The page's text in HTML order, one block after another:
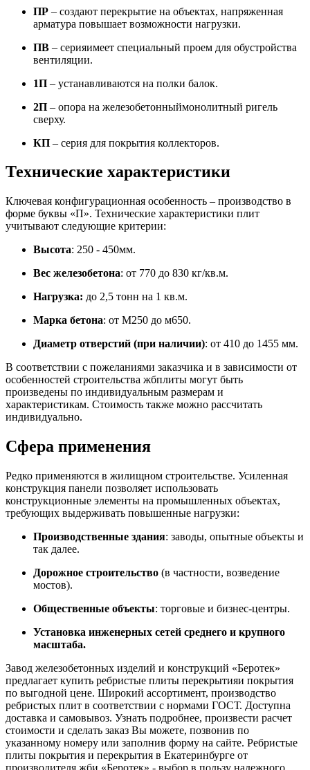
ПР – создают перекрытие на объектах, напряженная
арматура повышает возможности нагрузки.
ПВ – серияимеет специальный проем для обустройства
вентиляции.
1П – устанавливаются на полки балок.
2П – опора на железобетонныймонолитный ригель
сверху.
КП – серия для покрытия коллекторов.
Технические характеристики
Ключевая конфигурационная особенность – производство в
форме буквы «П». Технические характеристики плит
учитывают следующие критерии:
Высота: 250 - 450мм.
Вес железобетона: от 770 до 830 кг/кв.м.
Нагрузка: до 2,5 тонн на 1 кв.м.
Марка бетона: от М250 до м650.
Диаметр отверстий (при наличии): от 410 до 1455 мм.
В соответствии с пожеланиями заказчика и в зависимости от
особенностей строительства жбплиты могут быть
произведены по индивидуальным размерам и
характеристикам. Стоимость также можно рассчитать
индивидуально.
Сфера применения
Редко применяются в жилищном строительстве. Усиленная
конструкция панели позволяет использовать
конструкционные элементы на промышленных объектах,
требующих выдерживать повышенные нагрузки:
Производственные здания: заводы, опытные объекты и
так далее.
Дорожное строительство (в частности, возведение
мостов).
Общественные объекты: торговые и бизнес-центры.
Установка инженерных сетей среднего и крупного
масштаба.
Завод железобетонных изделий и конструкций «Беротек»
предлагает купить ребристые плиты перекрытияи покрытия
по выгодной цене. Широкий ассортимент, производство
ребристых плит в соответствии с нормами ГОСТ. Доступна
доставка и самовывоз. Узнать подробнее, произвести расчет
стоимости и сделать заказ Вы можете, позвонив по
указанному номеру или заполнив форму на сайте. Ребристые
плиты покрытия и перекрытия в Екатеринбурге от